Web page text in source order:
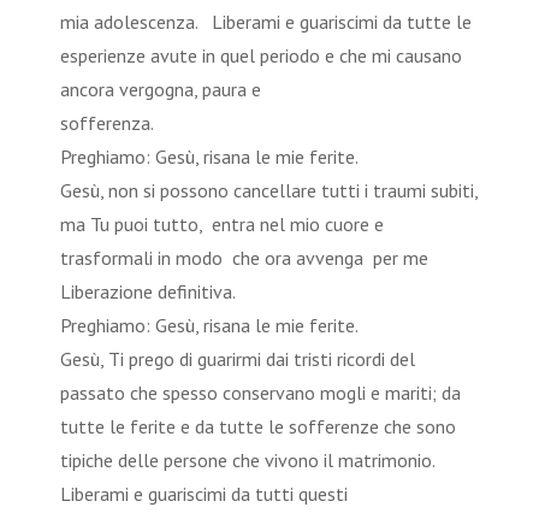
mia adolescenza. Liberami e guariscimi da tutte le
esperienze avute in quel periodo e che mi causano
ancora vergogna, paura e
Preghiamo: Gesù, risana le mie ferite.
Gesù, non si possono cancellare tutti i traumi subiti,
ma Tu puoi tutto, entra nel mio cuore e
trasformali in modo che ora avvenga per me
Liberazione definitiva.
Preghiamo: Gesù, risana le mie ferite.
Gesù, Ti prego di guarirmi dai tristi ricordi del
passato che spesso conservano mogli e mariti; da
tutte le ferite e da tutte le sofferenze che sono
tipiche delle persone che vivono il matrimonio.
Liberami e guariscimi da tutti questi